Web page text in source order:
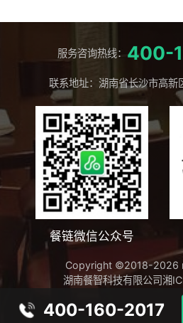
服务咨询热线： 400-
联系地址：湖南省长沙市高新
餐链微信公众号
Copyright ©2018-2026
湖南餐智科技有限公司湘
400-160-2017